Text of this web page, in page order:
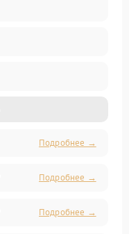
Подробнее →
Подробнее →
Подробнее →